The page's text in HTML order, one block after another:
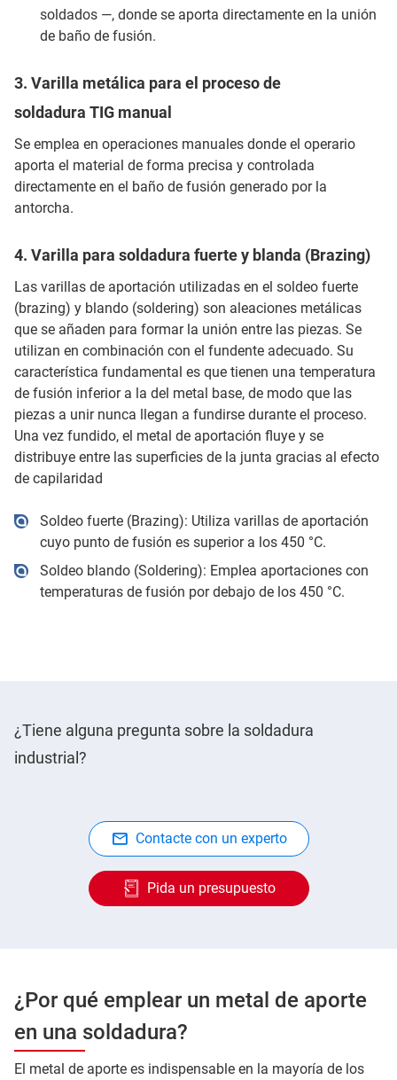
soldados —, donde se aporta directamente en la unión
de baño de fusión.
3. Varilla metálica para el proceso de
soldadura TIG manual
Se emplea en operaciones manuales donde el operario
aporta el material de forma precisa y controlada
directamente en el baño de fusión generado por la
antorcha.
4. Varilla para soldadura fuerte y blanda (Brazing)
Las varillas de aportación utilizadas en el soldeo fuerte
(brazing) y blando (soldering) son aleaciones metálicas
que se añaden para formar la unión entre las piezas. Se
utilizan en combinación con el fundente adecuado. Su
característica fundamental es que tienen una temperatura
de fusión inferior a la del metal base, de modo que las
piezas a unir nunca llegan a fundirse durante el proceso.
Una vez fundido, el metal de aportación fluye y se
distribuye entre las superficies de la junta gracias al efecto
de capilaridad
Soldeo fuerte (Brazing): Utiliza varillas de aportación
cuyo punto de fusión es superior a los 450 °C.
Soldeo blando (Soldering): Emplea aportaciones con
temperaturas de fusión por debajo de los 450 °C.
¿Tiene alguna pregunta sobre la soldadura
industrial?
Contacte con un experto
Pida un presupuesto
¿Por qué emplear un metal de aporte
en una soldadura?
El metal de aporte es indispensable en la mayoría de los